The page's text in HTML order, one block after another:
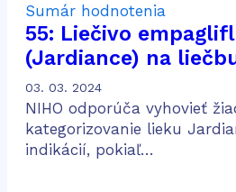
Sumár hodnotenia
55: Liečivo
(Jardiance) na
pacientov s
obličiek
03. 03. 2024
NIHO odporúča vyhovieť
kategorizovanie lieku
indikácií, pokiaľ…